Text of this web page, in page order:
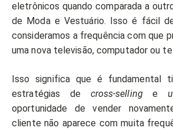
eletrônicos quando comparada a
de Moda e Vestuário. Isso é fácil
consideramos a frequência com que
uma nova televisão, computador ou
Isso significa que é fundamental
estratégias decross-sellinge
oportunidade de vender
cliente não aparece com muita